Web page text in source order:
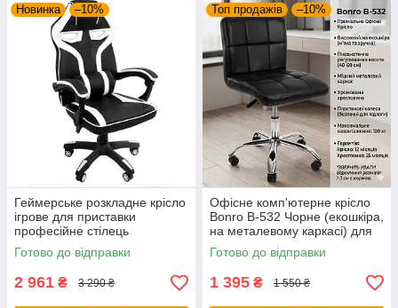
Новинка –10%
Геймерське розкладне крісло
ігрове для приставки
професійне стілець
комп'ютерний Bonro B 8 2 7
білий
Готово до відправки
2 961 ₴ 3 290 ₴
Топ продажів –10%
Офісне комп'ютерне крісло
Bonro B-532 Чорне (екошкіра,
на металевому каркасі) для
роботи та дому
Готово до відправки
1 395 ₴ 1 550 ₴